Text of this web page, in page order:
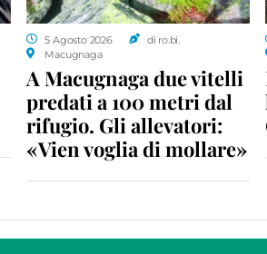
5 Agosto 2026
di ro.bi.
Macugnaga
A Macugnaga due vitelli
predati a 100 metri dal
rifugio. Gli allevatori:
«Vien voglia di mollare»